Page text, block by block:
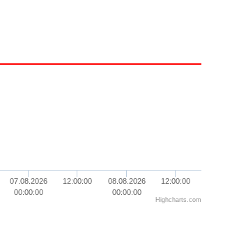
07.08.2026
00:00:00
12:00:00
08.08.2026
00:00:00
12:00:00
Highcharts.com